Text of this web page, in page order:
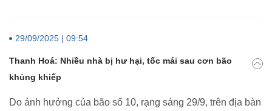
29/09/2025 | 09:54
Thanh Hoá: Nhiều nhà bị hư hại, tốc mái sau cơn bão
khủng khiếp
Do ảnh hưởng của bão số 10, rạng sáng 29/9, trên địa bàn